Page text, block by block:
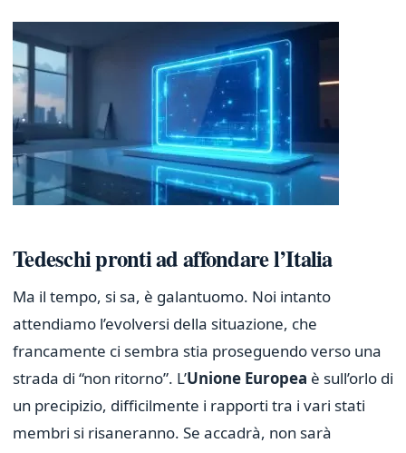
Tedeschi pronti ad affondare l’Italia
Ma il tempo, si sa, è galantuomo. Noi intanto
attendiamo l’evolversi della situazione, che
francamente ci sembra stia proseguendo verso una
strada di “non ritorno”. L’Unione Europea è sull’orlo di
un precipizio, difficilmente i rapporti tra i vari stati
membri si risaneranno. Se accadrà, non sarà